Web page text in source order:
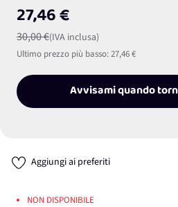
27,46 €
30,00 €(IVA inclusa)
Ultimo prezzo più basso:27,46 €
Avvisami quando
Aggiungi ai preferiti
NON DISPONIBILE